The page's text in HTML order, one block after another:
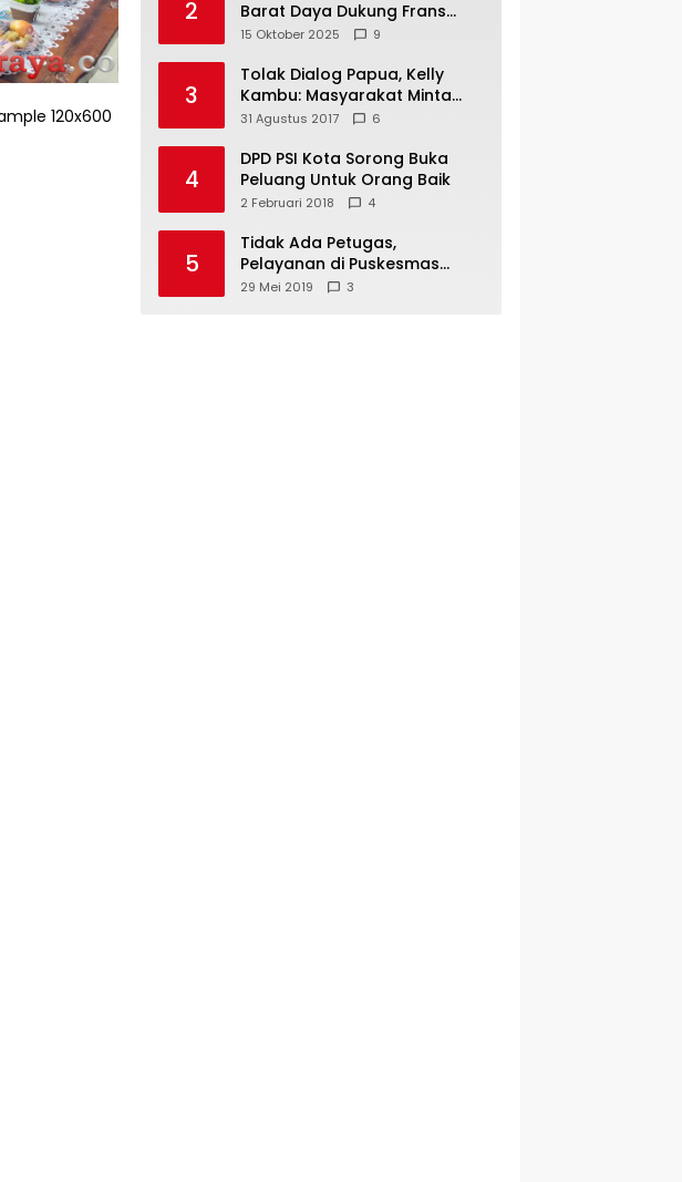
2
Barat Daya Dukung Frans
Pigome Sebagai Presidir PT
15 Oktober 2025 9
3
Tolak Dialog Papua, Kelly
Kambu: Masyarakat Minta
Pemekaran
31 Agustus 2017 6
4
DPD PSI Kota Sorong Buka
Peluang Untuk Orang Baik
2 Februari 2018 4
5
Tidak Ada Petugas,
Pelayanan di Puskesmas
Mare-Maybrat Lumpuh
29 Mei 2019 3